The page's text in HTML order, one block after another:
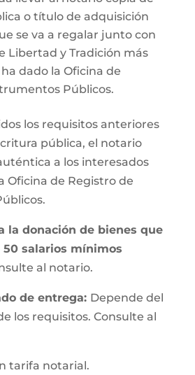
o título de adquisición
se va a regalar junto con
Libertad y Tradición más
dado la Oficina de
Públicos.
los requisitos anteriores
pública, el notario
a los interesados
Oficina de Registro de
la donación de bienes que
salarios mínimos
al notario.
de entrega: Depende del
los requisitos. Consulte al
tarifa notarial.